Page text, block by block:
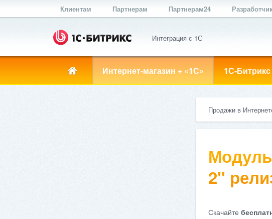
Клиентам Партнерам Партнерам24
Интеграция с 1С
Интернет-магазин + «1С» 1С-Битрикс
Продажи в
2"
Скачайте